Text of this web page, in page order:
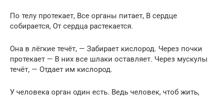
По телу протекает, Все органы питает, В сердце
собирается, От сердца растекается.
Она в лёгкие течёт, — Забирает кислород. Через почки
протекает — В них все шлаки оставляет. Через мускулы
течёт, — Отдает им кислород.
У человека орган один есть. Ведь человек, чтоб жить,